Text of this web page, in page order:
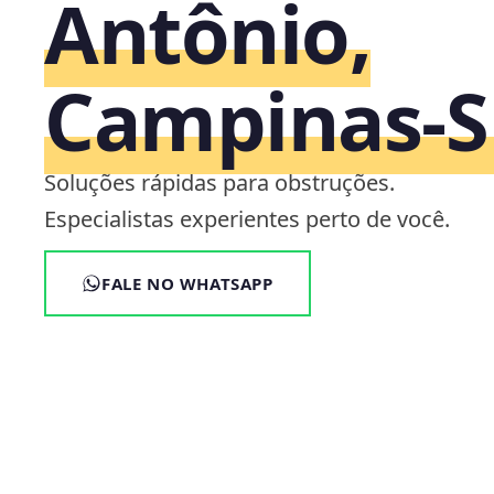
Antônio,
Soluções rápidas para obstruções.
Especialistas experientes perto de você.
FALE NO WHATSAPP